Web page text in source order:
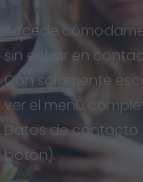
Accede
sin entrar en
Con solamente
ver el menú
Datos de contacto
botón).